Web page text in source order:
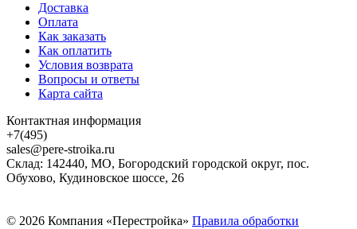
Доставка
Оплата
Как заказать
Как оплатить
Условия возврата
Вопросы и ответы
Карта сайта
Контактная информация
+7(495)
sales@pere-stroika.ru
Склад: 142440, МО, Богородский городской округ, пос.
Обухово, Кудиновское шоссе, 26
© 2026 Компания «Перестройка» Правила обработки